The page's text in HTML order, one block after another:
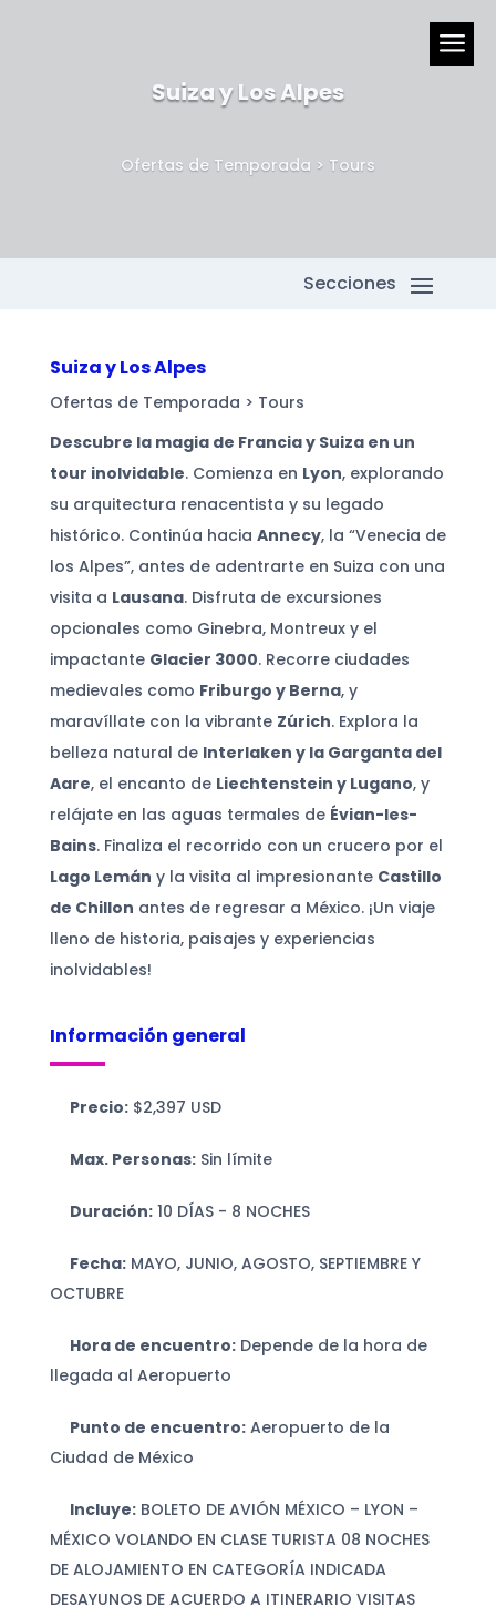
a
Suiza y Los Alpes
Ofertas de Temporada > Tours
Suiza y Los Alpes
Ofertas de Temporada > Tours
Descubre la magia de Francia y Suiza en un
tour inolvidable. Comienza en Lyon, explorando
su arquitectura renacentista y su legado
histórico. Continúa hacia Annecy, la “Venecia de
los Alpes”, antes de adentrarte en Suiza con una
visita a Lausana. Disfruta de excursiones
opcionales como Ginebra, Montreux y el
impactante Glacier 3000. Recorre ciudades
medievales como Friburgo y Berna, y
maravíllate con la vibrante Zúrich. Explora la
belleza natural de Interlaken y la Garganta del
Aare, el encanto de Liechtenstein y Lugano, y
relájate en las aguas termales de Évian-les-
Bains. Finaliza el recorrido con un crucero por el
Lago Lemán y la visita al impresionante Castillo
de Chillon antes de regresar a México. ¡Un viaje
lleno de historia, paisajes y experiencias
inolvidables!
Información general
Precio:$2,397 USD
Max. Personas:Sin límite
Duración:10 DÍAS - 8 NOCHES
Fecha:MAYO, JUNIO, AGOSTO, SEPTIEMBRE Y
OCTUBRE
Hora de encuentro:Depende de la hora de
llegada al Aeropuerto
Punto de encuentro:Aeropuerto de la
Ciudad de México
Incluye:BOLETO DE AVIÓN MÉXICO – LYON –
MÉXICO VOLANDO EN CLASE TURISTA 08 NOCHES
DE ALOJAMIENTO EN CATEGORÍA INDICADA
DESAYUNOS DE ACUERDO A ITINERARIO VISITAS